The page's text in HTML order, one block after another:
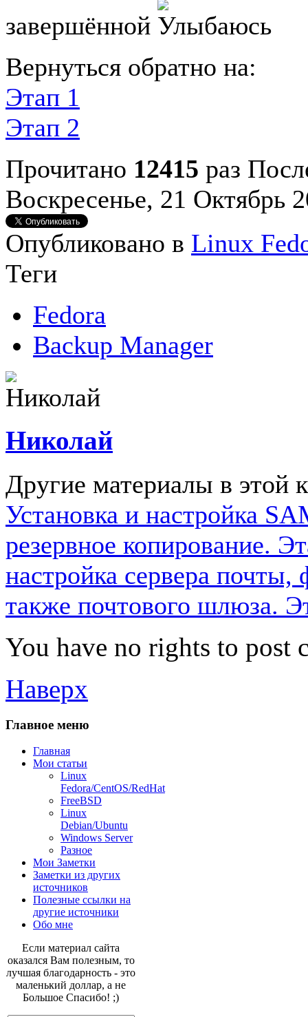
завершённой
Вернуться обратно на:
Этап 1
Этап 2
Прочитано 12415 раз
Воскресенье, 21 Октябрь
Опубликовано в Linux
Теги
Fedora
Backup Manager
Николай
Другие материалы в этой
Установка и настройка
резервное копирование.
настройка сервера почты,
также почтового шлюза.
You have no rights to post
Наверх
Главное меню
Главная
Мои статьи
Linux
Fedora/CentOS/RedHat
FreeBSD
Linux
Debian/Ubuntu
Windows Server
Разное
Мои Заметки
Заметки из других
источников
Полезные ссылки на
другие источники
Обо мне
Если материал сайта
оказался Вам полезным, то
лучшая благодарность - это
маленький доллар, а не
Большое Спасибо! ;)